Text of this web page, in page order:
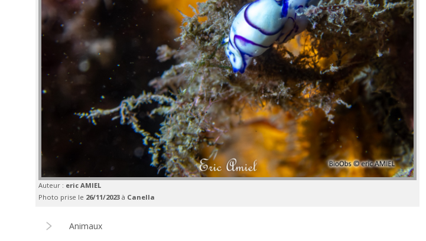
Auteur : eric AMIEL
Photo prise le 26/11/2023 à Canella
Animaux